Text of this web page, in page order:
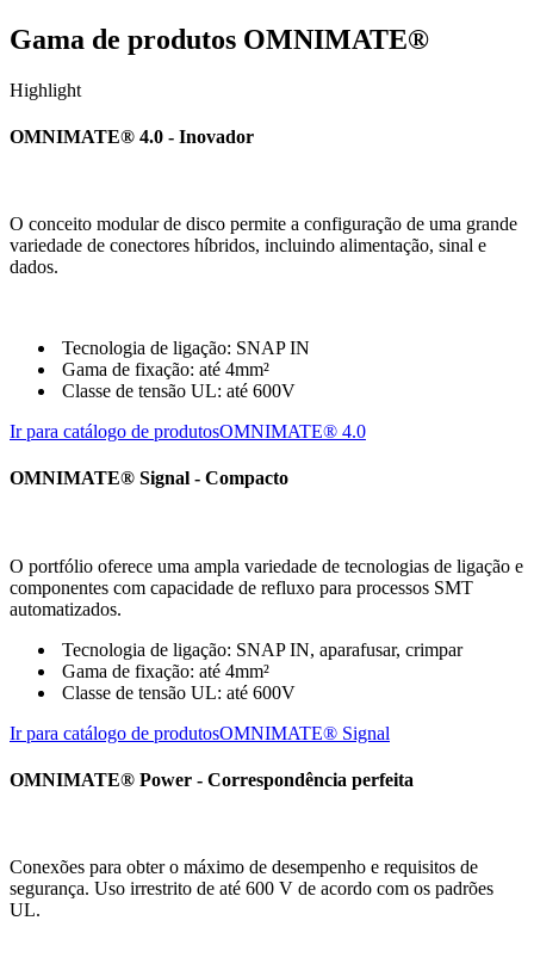
Gama de produtos OMNIMATE®
Highlight
OMNIMATE® 4.0 - Inovador
O conceito modular de disco permite a configuração de uma grande
variedade de conectores híbridos, incluindo alimentação, sinal e
dados.
Tecnologia de ligação: SNAP IN
Gama de fixação: até 4mm²
Classe de tensão UL: até 600V
Ir para catálogo de produtosOMNIMATE® 4.0
OMNIMATE® Signal - Compacto
O portfólio oferece uma ampla variedade de tecnologias de ligação e
componentes com capacidade de refluxo para processos SMT
automatizados.
Tecnologia de ligação: SNAP IN, aparafusar, crimpar
Gama de fixação: até 4mm²
Classe de tensão UL: até 600V
Ir para catálogo de produtosOMNIMATE® Signal
OMNIMATE® Power - Correspondência perfeita
Conexões para obter o máximo de desempenho e requisitos de
segurança. Uso irrestrito de até 600 V de acordo com os padrões
UL.